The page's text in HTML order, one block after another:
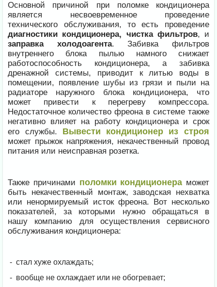
Основной причиной при поломке кондиционера
является несвоевременное проведение
технического обслуживания, то есть проведение
диагностики кондиционера, чистка фильтров, и
заправка холодоагента. Забивка фильтров
внутреннего блока пылью намного снижает
работоспособность кондиционера, а забивка
дренажной системы, приводит к литью воды в
помещении, появление шубы из грязи и пыли на
радиаторе наружного блока кондиционера, что
может привести к перегреву компрессора.
Недостаточное количество фреона в системе также
негативно влияет на работу кондиционера и срок
его службы. Вывести кондиционер из строя
может прыжок напряжения, некачественный провод
питания или неисправная розетка.
Также причинами поломки кондиционера может
быть некачественный монтаж, заводская нехватка
или ненормируемый исток фреона. Вот несколько
показателей, за которыми нужно обращаться в
нашу компанию для осуществления сервисного
обслуживания кондиционера:
- стал хуже охлаждать;
- вообще не охлаждает или не обогревает;